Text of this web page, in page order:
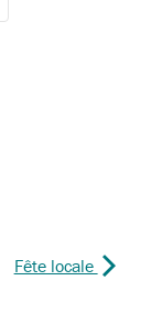
Fête locale